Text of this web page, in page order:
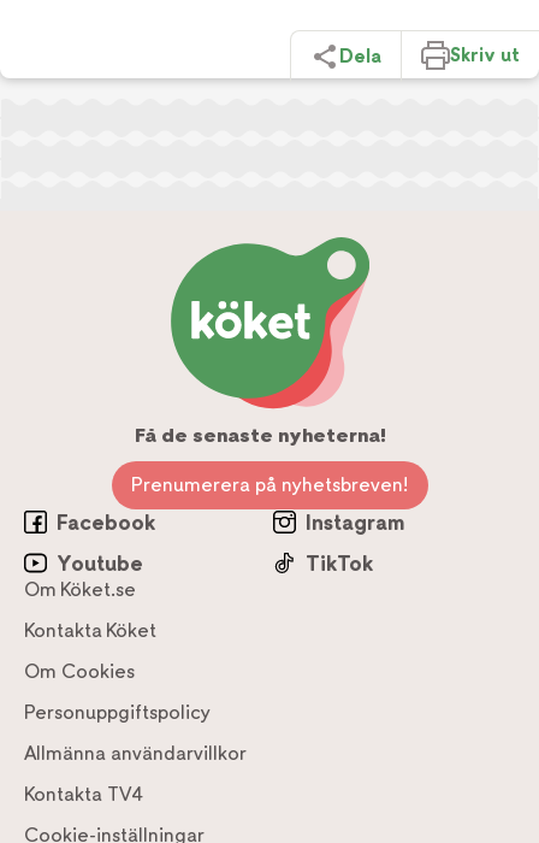
Dela Skriv ut
Få de senaste nyheterna!
Prenumerera på nyhetsbreven!
Facebook
Instagram
Youtube
TikTok
Om Köket.se
Kontakta Köket
Om Cookies
Personuppgiftspolicy
Allmänna användarvillkor
Kontakta TV4
Cookie-inställningar